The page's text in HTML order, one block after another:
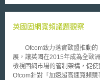
權組織（WIPO）共同發布，現
聞發佈會上說：「每個國家都
以往相較變動不大。值得注意
前的第8位躍升至第2位。英國
向來是英國的優良傳統，英國
成果佔16%，卓越的科研是英
英國固網寬頻議題觀察
Ofcom致力落實歐盟推動的
展，讓英國在2015年成為全歐
檢視固網市場的管制架構，促
Ofcom針對「加速超高速寬頻